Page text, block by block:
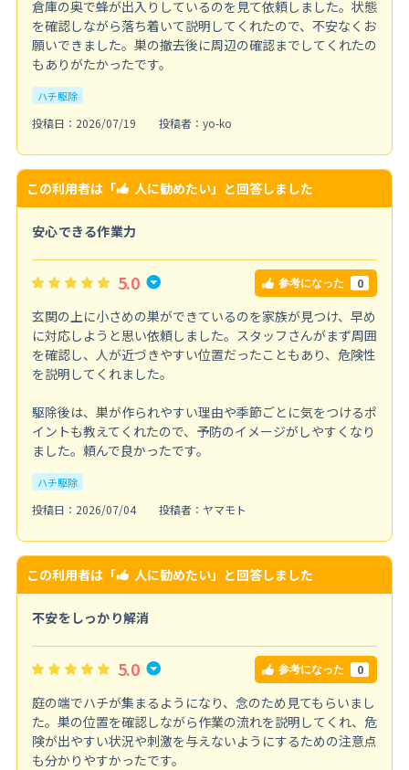
倉庫の奥で蜂が出入りしているのを見て依頼しました。状態
を確認しながら落ち着いて説明してくれたので、不安なくお
願いできました。巣の撤去後に周辺の確認までしてくれたの
もありがたかったです。
ハチ駆除
投稿日：2026/07/19 投稿者：yo-ko
この利用者は「 人に勧めたい」と回答しました
安心できる作業力
5.0 参考になった 0
玄関の上に小さめの巣ができているのを家族が見つけ、早め
に対応しようと思い依頼しました。スタッフさんがまず周囲
を確認し、人が近づきやすい位置だったこともあり、危険性
を説明してくれました。
駆除後は、巣が作られやすい理由や季節ごとに気をつけるポ
イントも教えてくれたので、予防のイメージがしやすくなり
ました。頼んで良かったです。
ハチ駆除
投稿日：2026/07/04 投稿者：ヤマモト
この利用者は「 人に勧めたい」と回答しました
不安をしっかり解消
5.0 参考になった 0
庭の端でハチが集まるようになり、念のため見てもらいまし
た。巣の位置を確認しながら作業の流れを説明してくれ、危
険が出やすい状況や刺激を与えないようにするための注意点
も分かりやすかったです。